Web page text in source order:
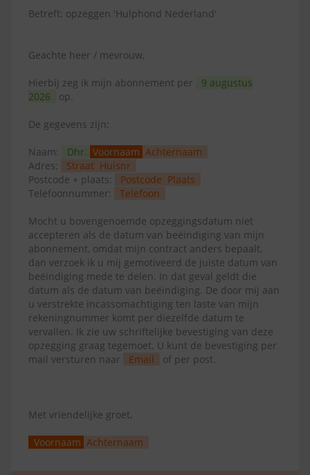
Betreft: opzeggen 'Hulphond Nederland'
Geachte heer / mevrouw,
Hierbij zeg ik mijn abonnement per
9 augustus
2026
op.
De gegevens zijn:
Naam: Dhr. Voornaam Achternaam
Adres:
Straat Huisnr
Postcode + plaats:
Postcode Plaats
Telefoonnummer:
Telefoon
Mocht u bovengenoemde opzeggingsdatum niet
accepteren als de datum van beëindiging van mijn
abonnement, omdat mijn contract anders bepaalt,
dan verzoek ik u mij gemotiveerd de juiste datum van
beëindiging mede te delen. In dat geval geldt die
datum als de datum van beëindiging. De door mij aan
u verstrekte incassomachtiging ten laste van mijn
rekeningnummer komt per diezelfde datum te
vervallen. Ik zie uw schriftelijke bevestiging van deze
opzegging graag tegemoet. U kunt de bevestiging per
mail versturen naar
Email of per post.
Met vriendelijke groet,
Voornaam Achternaam